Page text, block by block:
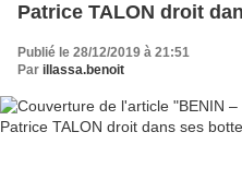
Patrice TALON droit
Publié le 28/12/2019 à 21:51
Par illassa.benoit